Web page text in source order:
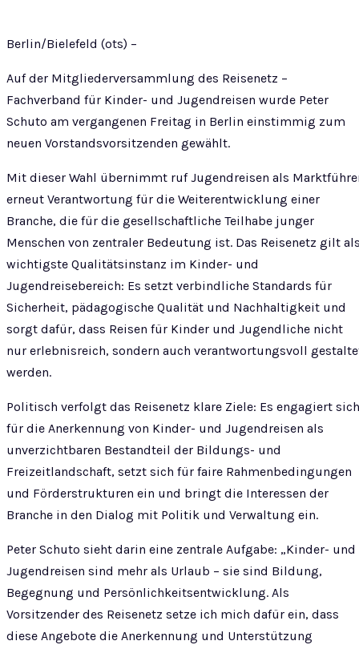
Berlin/Bielefeld (ots) –
Auf der Mitgliederversammlung des Reisenetz –
Fachverband für Kinder- und Jugendreisen wurde Peter
Schuto am vergangenen Freitag in Berlin einstimmig zum
neuen Vorstandsvorsitzenden gewählt.
Mit dieser Wahl übernimmt ruf Jugendreisen als
erneut Verantwortung für die Weiterentwicklung einer
Branche, die für die gesellschaftliche Teilhabe junger
Menschen von zentraler Bedeutung ist. Das Reisenetz gilt
wichtigste Qualitätsinstanz im Kinder- und
Jugendreisebereich: Es setzt verbindliche Standards für
Sicherheit, pädagogische Qualität und Nachhaltigkeit und
sorgt dafür, dass Reisen für Kinder und Jugendliche nicht
nur erlebnisreich, sondern auch verantwortungsvoll
werden.
Politisch verfolgt das Reisenetz klare Ziele: Es engagiert sich
für die Anerkennung von Kinder- und Jugendreisen als
unverzichtbaren Bestandteil der Bildungs- und
Freizeitlandschaft, setzt sich für faire Rahmenbedingungen
und Förderstrukturen ein und bringt die Interessen der
Branche in den Dialog mit Politik und Verwaltung ein.
Peter Schuto sieht darin eine zentrale Aufgabe: „Kinder- und
Jugendreisen sind mehr als Urlaub – sie sind Bildung,
Begegnung und Persönlichkeitsentwicklung. Als
Vorsitzender des Reisenetz setze ich mich dafür ein, dass
diese Angebote die Anerkennung und Unterstützung